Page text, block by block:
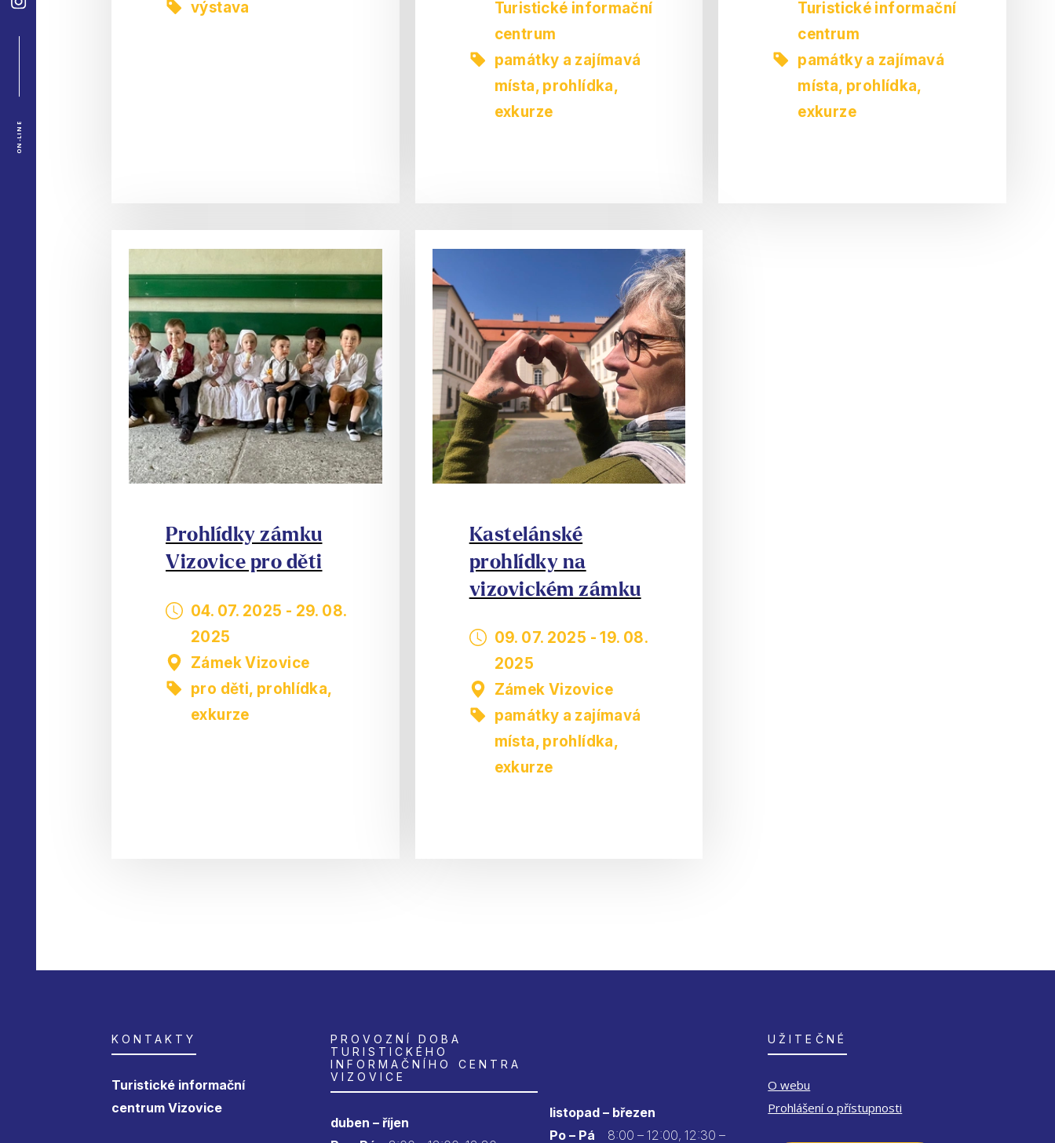
ON-LINE
výstava
Turistické informační
centrum
památky a zajímavá
místa, prohlídka,
exkurze
Turistické informační
centrum
památky a zajímavá
místa, prohlídka,
exkurze
Prohlídky zámku
Vizovice pro děti
04. 07. 2025 - 29. 08.
2025
Zámek Vizovice
pro děti, prohlídka,
exkurze
Kastelánské
prohlídky na
vizovickém zámku
09. 07. 2025 -19. 08.
2025
Zámek Vizovice
památky a zajímavá
místa, prohlídka,
exkurze
KONTAKTY
Turistické informační
centrum Vizovice
PROVOZNÍ DOBA
TURISTICKÉHO
INFORMAČNÍHO CENTRA
VIZOVICE
duben – říjen
listopad – březen
Po – Pá 8:00 – 12:00, 12:30 –
UŽITEČNÉ
O webu
Prohlášení o přístupnosti